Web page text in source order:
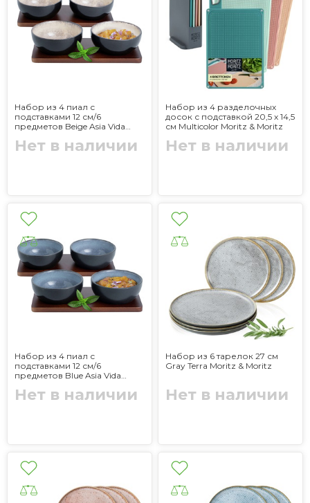
Набор из 4 пиал с
подставками 12 см/6
предметов Beige Asia Vida
Нет в наличии
Набор из 4 разделочных
досок с подставкой 20,5 x 14,5
см Multicolor Moritz & Moritz
Нет в наличии
Набор из 4 пиал с
подставками 12 см/6
предметов Blue Asia Vida
Нет в наличии
Набор из 6 тарелок 27 см
Gray Terra Moritz & Moritz
Нет в наличии